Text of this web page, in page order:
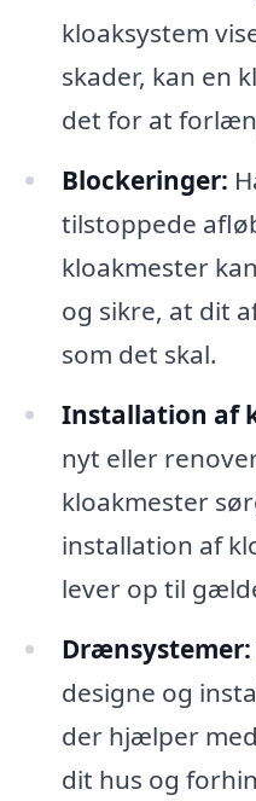
kloaksystem
skader, kan en
det for at
Blockeringer:
tilstoppede
kloakmester
og sikre, at dit
som det skal.
Installation af
nyt eller
kloakmester
installation af
lever op til
Drænsystemer:
designe og
der hjælper
dit hus og